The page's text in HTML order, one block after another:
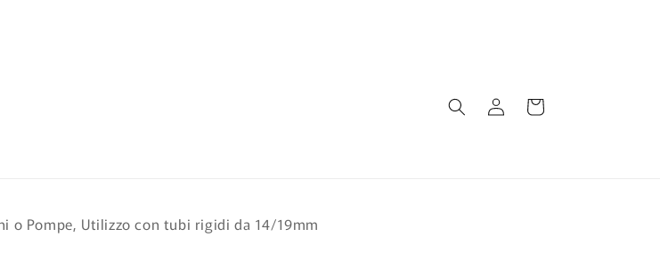
Accedi Carrello
o Pompe, Utilizzo con tubi rigidi da 14/19mm